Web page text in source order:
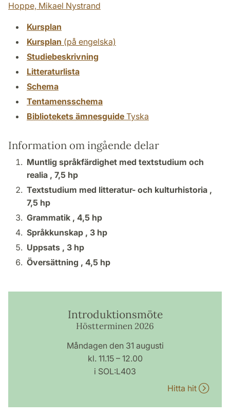
Hoppe, Mikael Nystrand
Kursplan
Kursplan (på engelska)
Studiebeskrivning
Litteraturlista
Schema
Tentamensschema
Bibliotekets ämnesguide Tyska
Information om ingående delar
Muntlig språkfärdighet med textstudium och
realia , 7,5 hp
Textstudium med litteratur- och kulturhistoria ,
7,5 hp
Grammatik , 4,5 hp
Språkkunskap , 3 hp
Uppsats , 3 hp
Översättning , 4,5 hp
Introduktionsmöte
Höstterminen 2026
Måndagen den 31 augusti
kl. 11.15 – 12.00
i SOL:L403
Hitta hit